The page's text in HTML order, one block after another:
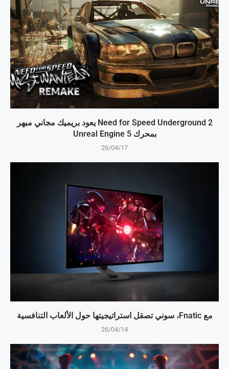
Need for Speed Underground 2 يعود بريميك مجاني مبهر
بمحرك Unreal Engine 5
26/04/17
مع Fnatic، سوني تصقل استراتيجيتها حول الألعاب التنافسية
26/04/14